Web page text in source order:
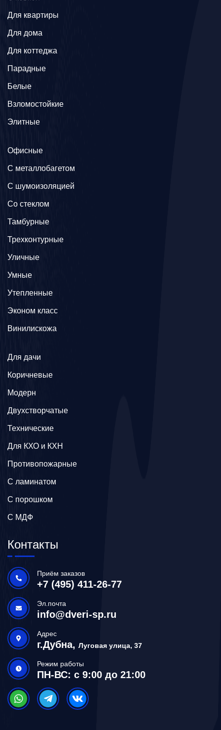
Для квартиры
Для дома
Для коттеджа
Парадные
Белые
Взломостойкие
Элитные
Офисные
C металлобагетом
С шумоизоляцией
Со стеклом
Тамбурные
Трехконтурные
Уличные
Умные
Утепленные
Эконом класс
Винилискожа
Для дачи
Коричневые
Модерн
Двухстворчатые
Технические
Для КХО и КХН
Противопожарные
С ламинатом
С порошком
С МДФ
Контакты
Приём заказов
+7 (495) 411-26-77
Эл.почта
info@dveri-sp.ru
Адрес
г.Дубна, Луговая улица, 37
Режим работы
ПН-ВС: с 9:00 до 21:00